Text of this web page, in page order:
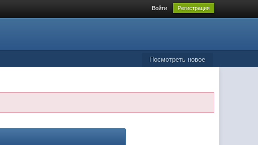
Войти Регистрация
Посмотреть новое